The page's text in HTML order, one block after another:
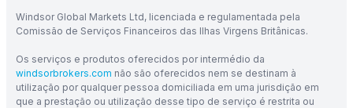
Windsor Global Markets Ltd, licenciada e regulamentada pela
Comissão de Serviços Financeiros das Ilhas Virgens Britânicas.
Os serviços e produtos oferecidos por intermédio da
windsorbrokers.com não são oferecidos nem se destinam à
utilização por qualquer pessoa domiciliada em uma jurisdição em
que a prestação ou utilização desse tipo de serviço é restrita ou